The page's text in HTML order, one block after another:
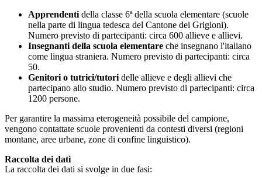
Apprendenti della classe 6ª della scuola elementare (scuole
nella parte di lingua tedesca del Cantone dei Grigioni).
Numero previsto di partecipanti: circa 600 allieve e allievi.
Insegnanti della scuola elementare che insegnano l'italiano
come lingua straniera. Numero previsto di partecipanti: circa
50.
Genitori o tutrici/tutori delle allieve e degli allievi che
partecipano allo studio. Numero previsto di partecipanti: circa
1200 persone.
Per garantire la massima eterogeneità possibile del campione,
vengono contattate scuole provenienti da contesti diversi (regioni
montane, aree urbane, zone di confine linguistico).
Raccolta dei dati
La raccolta dei dati si svolge in due fasi: